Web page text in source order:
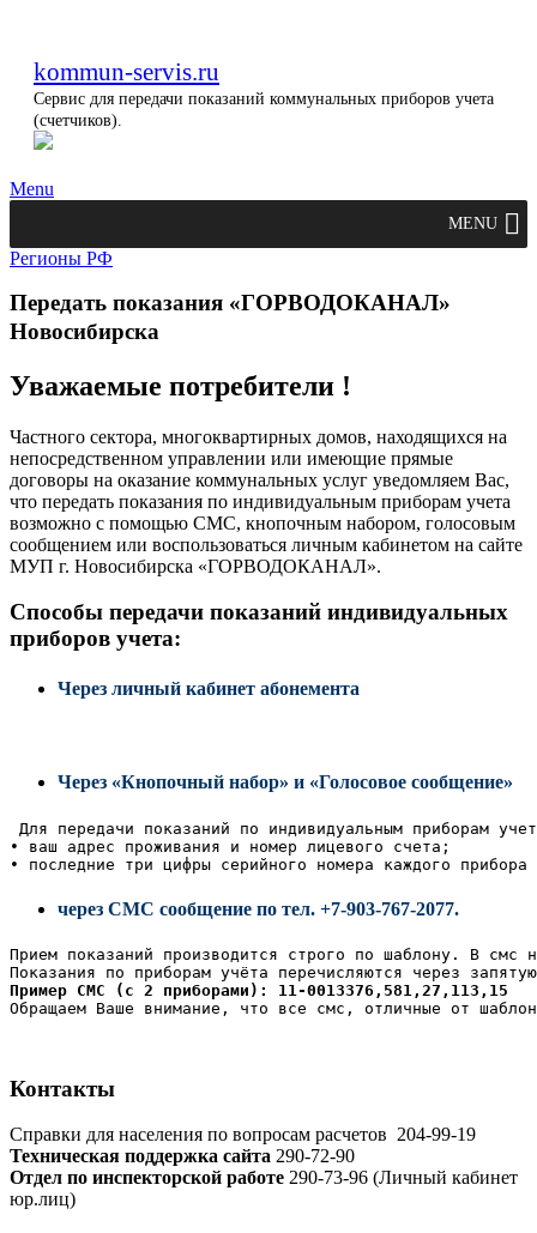
kommun-servis.ru
Сервис для передачи показаний коммунальных приборов учета
(счетчиков).
Menu
MENU
Регионы РФ
Передать показания «ГОРВОДОКАНАЛ»
Новосибирска
Уважаемые потребители !
Частного сектора, многоквартирных домов, находящихся на
непосредственном управлении или имеющие прямые
договоры на оказание коммунальных услуг уведомляем Вас,
что передать показания по индивидуальным приборам учета
возможно с помощью СМС, кнопочным набором, голосовым
сообщением или воспользоваться личным кабинетом на сайте
МУП г. Новосибирска «ГОРВОДОКАНАЛ».
Способы передачи показаний индивидуальных
приборов учета:
Через личный кабинет абонемента
Через «Кнопочный набор» и «Голосовое сообщение»
Для передачи показаний по индивидуальным приборам
• ваш адрес проживания и номер лицевого счета;
• последние три цифры серийного номера каждого
через СМС сообщение по тел. +7-903-767-2077.
Прием показаний производится строго по шаблону. В смс
Показания по приборам учёта перечисляются через
Пример СМС (с 2 приборами): 11-0013376,581,27,113,15
Обращаем Ваше внимание, что все смс, отличные от
Контакты
Справки для населения по вопросам расчетов 204-99-19
Техническая поддержка сайта 290-72-90
Отдел по инспекторской работе 290-73-96 (Личный кабинет
юр.лиц)